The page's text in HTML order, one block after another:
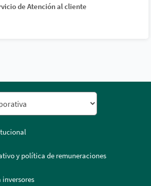
de Atención al cliente
y política de remuneraciones